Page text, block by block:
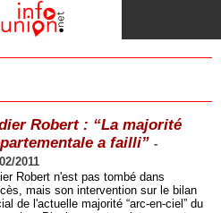
Robert : “La majorité
a failli” -
2011
Robert n'est pas tombé dans
mais son intervention sur le bilan
de l'actuelle majorité “arc-en-ciel” du